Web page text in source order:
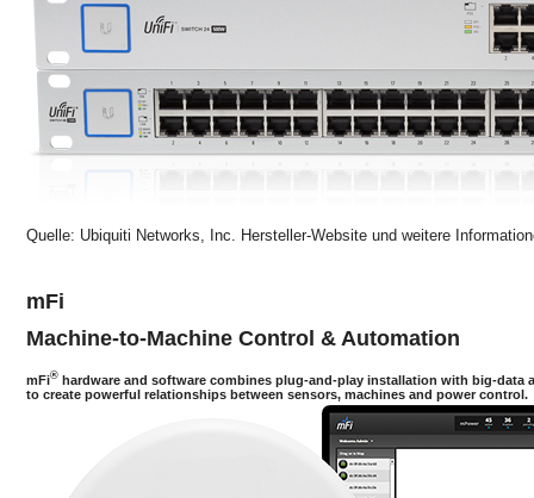
Quelle: Ubiquiti Networks, Inc. Hersteller-Website und weitere
mFi
Machine-to-Machine Control & Automation
mFi® hardware and software combines plug-and-play installation with big-data
to create powerful relationships between sensors, machines and power control.